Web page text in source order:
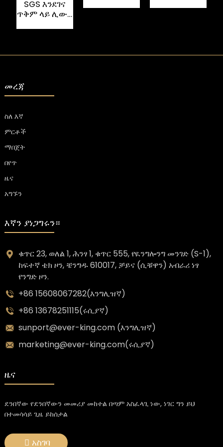
SGS እንደገና
ጥቅም ላይ ሊውል
ሳጥን
መረጃ
ስለ እኛ
ምርቶች
ማበጀት
በየጥ
ዜና
አግኙን
እኛን ያነጋግሩን።
ቁጥር 23, ወለል 1, ሕንፃ 1, ቁጥር 555, የዪንግሎንግ መንገድ (S-1),
ከፍተኛ ቴክ ዞን, ቼንግዱ 610017, ቻይና (ሲቹዋን) አብራሪ ነፃ
የንግድ ዞን.
+86 15608067282(እንግሊዝኛ)
+86 13678251115(ሩሲያኛ)
sunport@ever-king.com (እንግሊዝኛ)
marketing@ever-king.com(ሩሲያኛ)
ዜና
ደንበኛው የደንበኛውን መመሪያ መከተል በጣም አስፈላጊ ነው, ነገር ግን ይህ
በተመሳሳይ ጊዜ ይከሰታል
አስገባ